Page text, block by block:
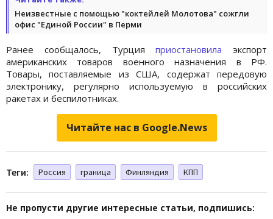
Неизвестные с помощью "коктейлей Молотова" сожгли
офис "Единой России" в Перми
Ранее сообщалось, Турцияприостановила экспорт
американских товаров военного назначения в РФ.
Товары, поставляемые из США, содержат передовую
электронику, регулярно используемую в российских
ракетах и ​​беспилотниках.
Читайте нас в Google.News
Теги: Россия граница Финляндия КПП
Не пропусти другие интересные статьи, подпишись: